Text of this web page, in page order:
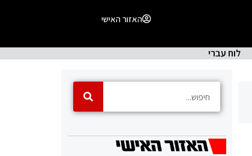
האזור האישי
לוח עברי